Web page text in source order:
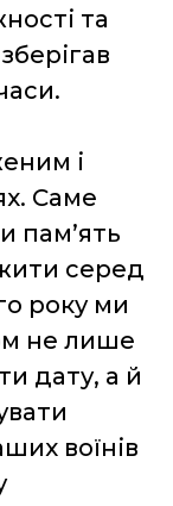
та
і
Саме
пам’ять
серед
року ми
не лише
дату, а й
воїнів